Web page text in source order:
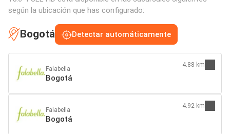
según la ubicación que has configurado:
Bogotá Detectar automáticamente
Falabella
Bogotá
4.88 km
Falabella
Bogotá
4.92 km